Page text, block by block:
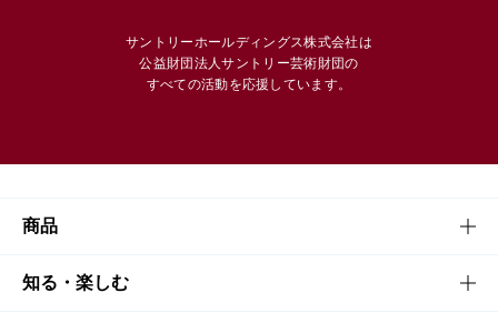
サントリーホールディングス株式会社は
公益財団法人サントリー芸術財団の
すべての活動を応援しています。
商品
商品TOP
知る・楽しむ